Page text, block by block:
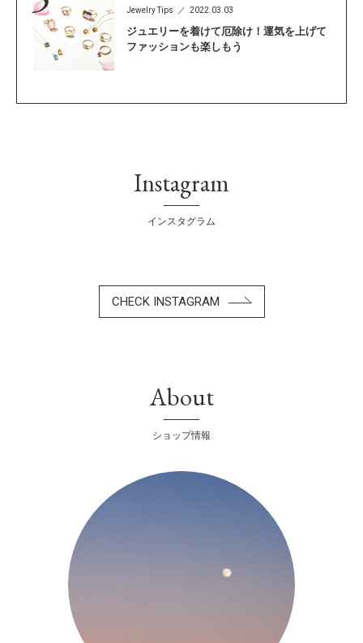
Jewelry Tips 2022.03.03
ジュエリーを着けて厄除け！運気を上げて
ファッションも楽しもう
Instagram
インスタグラム
CHECK INSTAGRAM
About
ショップ情報